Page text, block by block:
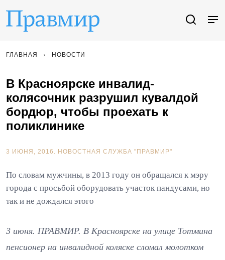
ГЛАВНАЯ НОВОСТИ
В Красноярске инвалид-
колясочник разрушил кувалдой
бордюр, чтобы проехать к
поликлинике
3 ИЮНЯ, 2016. НОВОСТНАЯ СЛУЖБА "ПРАВМИР"
По словам мужчины, в 2013 году он обращался к мэру
города с просьбой оборудовать участок пандусами, но
так и не дождался этого
3 июня. ПРАВМИР. В Красноярске на улице Тотмина
пенсионер на инвалидной коляске сломал молотком